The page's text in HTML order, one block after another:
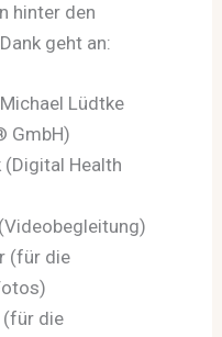
hinter den
geht an:
Lüdtke
GmbH)
(Digital Health
(für die
(für die